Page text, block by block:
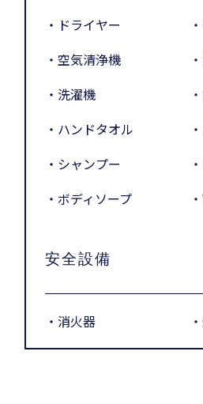
・ドライヤー
・空気清浄機
・洗濯機
・ハンドタオル
・シャンプー
・ボディソープ
安全設備
・消火器